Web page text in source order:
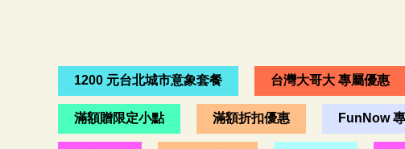
1200 元台北城市意象套餐 台灣大哥大 專屬優惠
滿額贈限定小點 滿額折扣優惠 FunNow